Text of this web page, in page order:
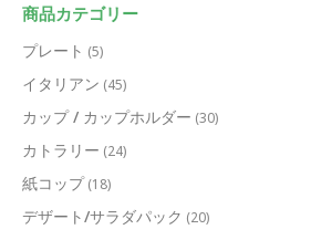
商品カテゴリー
プレート (5)
イタリアン (45)
カップ / カップホルダー (30)
カトラリー (24)
紙コップ (18)
デザート/サラダパック (20)